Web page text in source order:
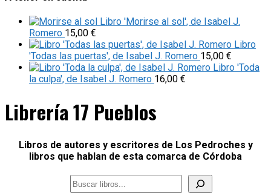
Libro 'Morirse al sol', de Isabel J.
Romero 15,00 €
Libro
'Todas las puertas', de Isabel J. Romero 15,00 €
Libro 'Toda
la culpa', de Isabel J. Romero 16,00 €
Librería 17 Pueblos
Libros de autores y escritores de Los Pedroches y
libros que hablan de esta comarca de Córdoba